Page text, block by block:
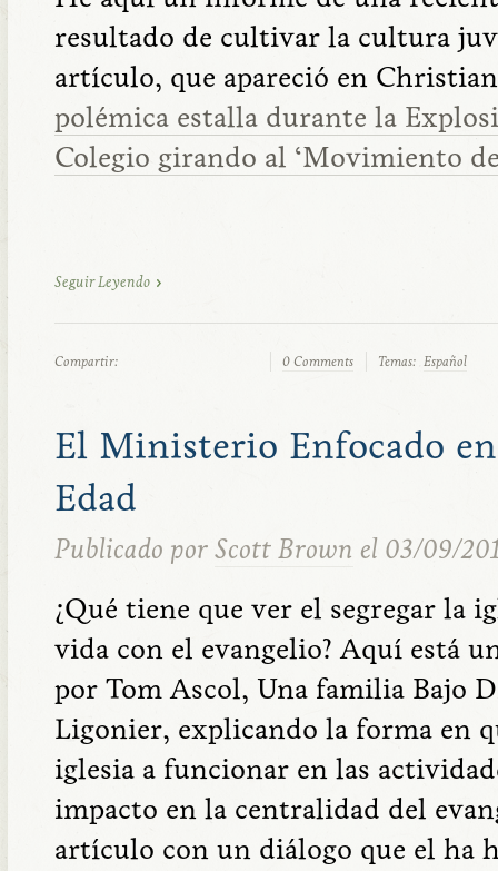
resultado de cultivar la cultura
artículo, que apareció en
polémica estalla durante la
Colegio girando al ‘Movimiento
Seguir Leyendo
Compartir: 0 Comments Temas: Español
El Ministerio Enfocado
Edad
Publicado porScott Brown el 03/09/
¿Qué tiene que ver el segregar la
vida con el evangelio? Aquí está
por Tom Ascol, Una familia Bajo
Ligonier, explicando la forma en
iglesia a funcionar en las
impacto en la centralidad del
artículo con un diálogo que el ha